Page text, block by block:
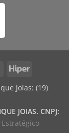
Elo Hiper
Joias: (19)
JOIAS. CNPJ: